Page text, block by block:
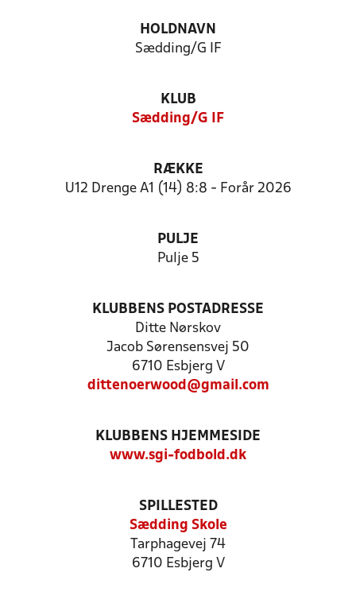
HOLDNAVN
Sædding/G IF
KLUB
Sædding/G IF
RÆKKE
U12 Drenge A1 (14) 8:8 - Forår 2026
PULJE
Pulje 5
KLUBBENS POSTADRESSE
Ditte Nørskov
Jacob Sørensensvej 50
6710 Esbjerg V
dittenoerwood@gmail.com
KLUBBENS HJEMMESIDE
www.sgi-fodbold.dk
SPILLESTED
Sædding Skole
Tarphagevej 74
6710 Esbjerg V